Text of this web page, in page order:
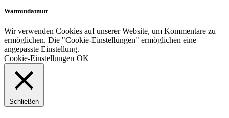
Watmutdatmut
Wir verwenden Cookies auf unserer Website, um Kommentare zu
ermöglichen. Die "Cookie-Einstellungen" ermöglichen eine
angepasste Einstellung.
Cookie-Einstellungen OK
Schließen